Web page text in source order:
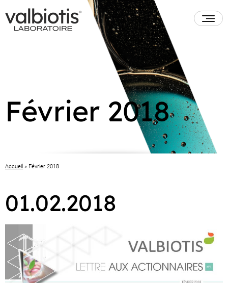
Février 2018
Accueil » Février 2018
01.02.2018